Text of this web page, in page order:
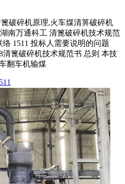
破碎机原理,火车煤清箅破碎机
南万通科工 清篦破碎机技术规范
络 1511 投标人需要说明的问题
清篦破碎机技术规范书 总则 本技
翻车机输煤